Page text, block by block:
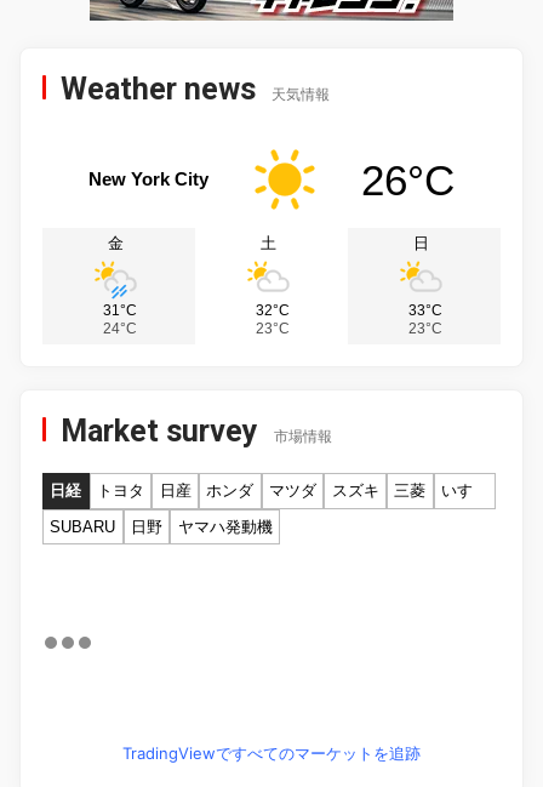
Weather news 天気情報
New York City 26°C
金
31°C
24°C
土
32°C
23°C
日
33°C
23°C
Market survey 市場情報
日経 トヨタ 日産 ホンダ マツダ スズキ 三菱
いすゞ
SUBARU
日野 ヤマハ発動機
TradingViewですべてのマーケットを追跡